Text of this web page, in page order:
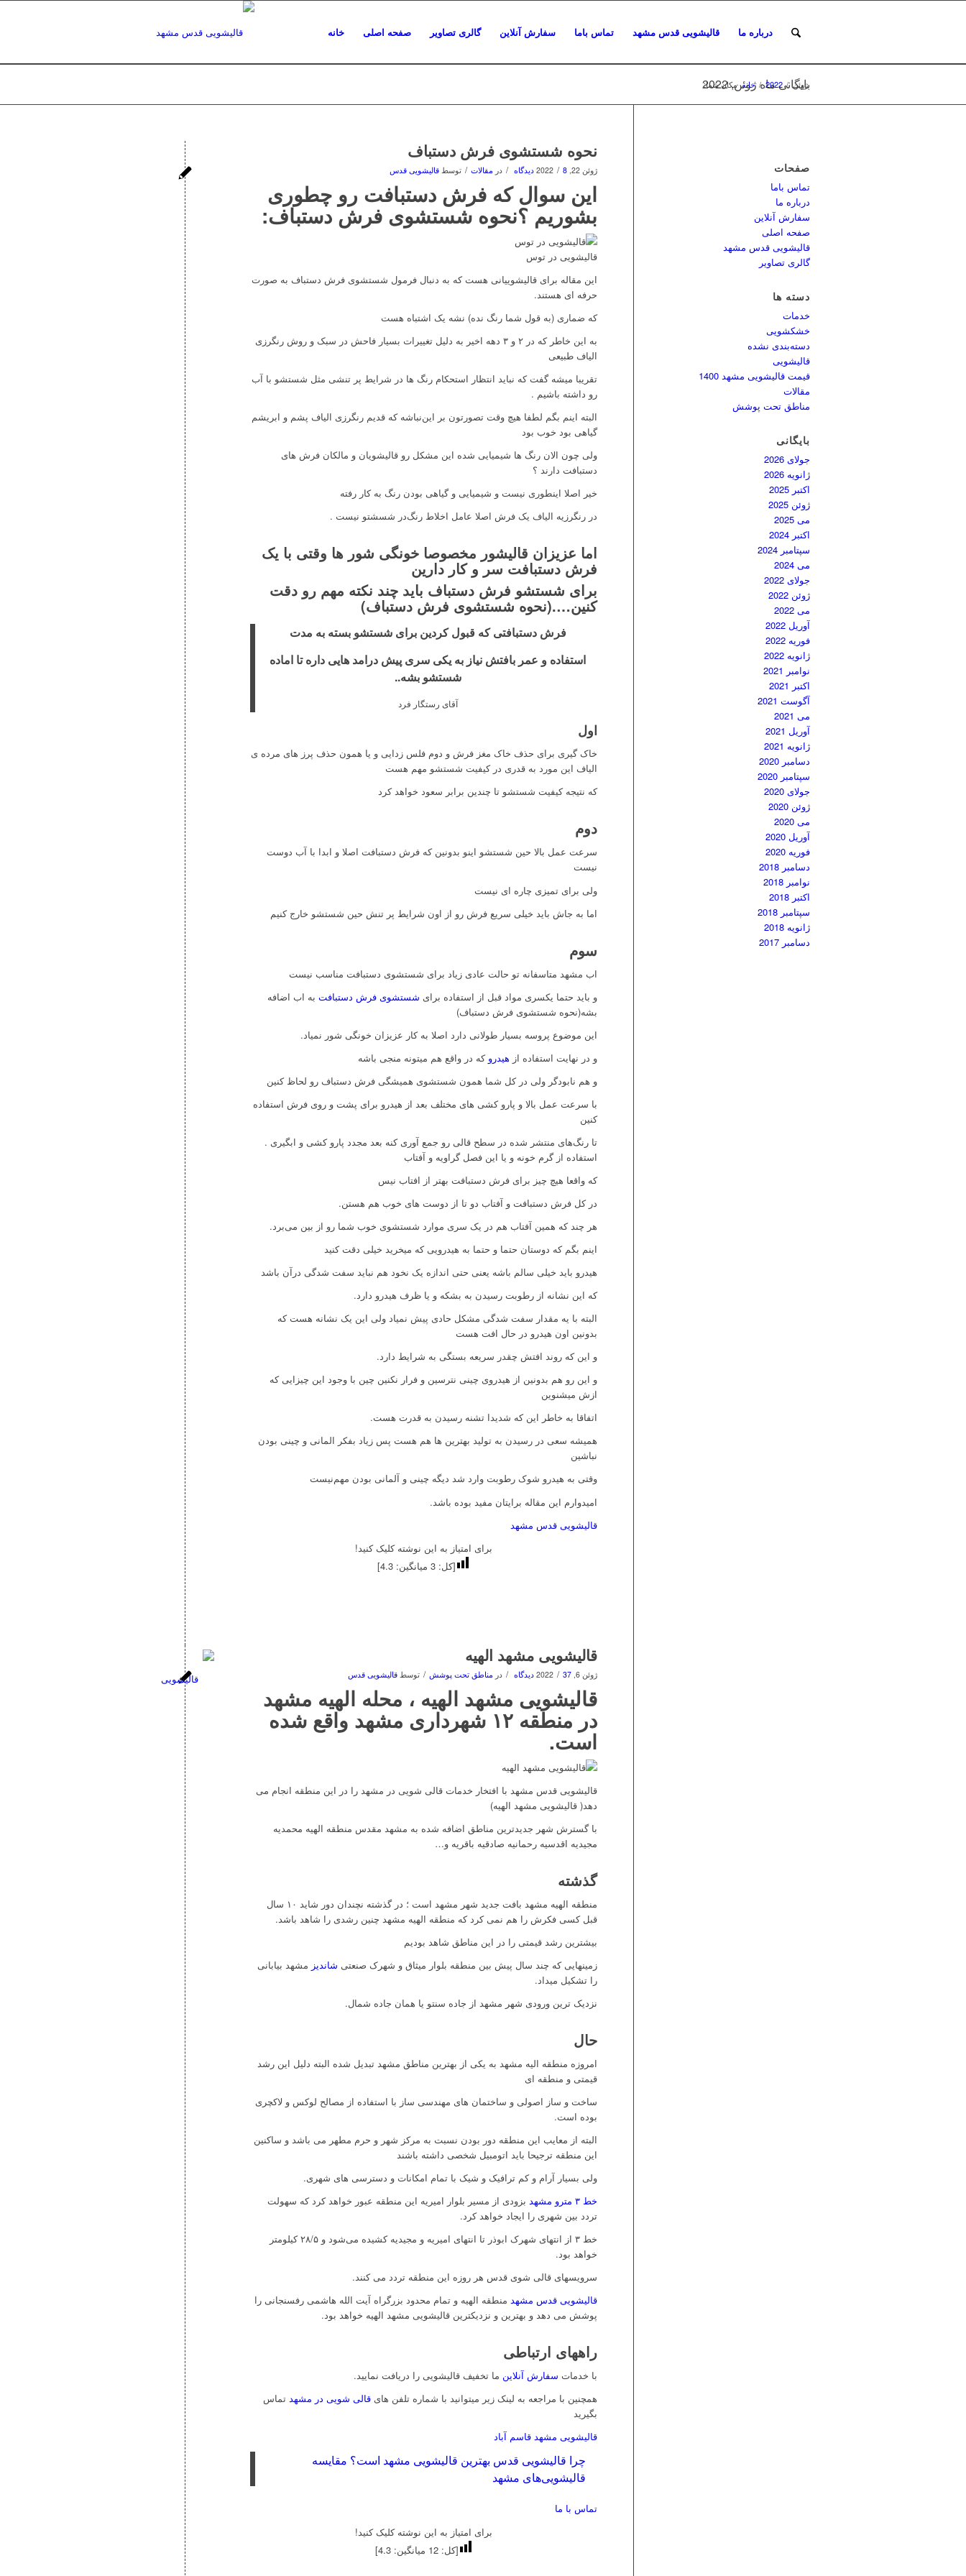
خانه صفحه اصلی گالری تصاویر سفارش آنلاین تماس باما قالیشویی قدس مشهد درباره ما
بایگانی ماه ژوئن, 2022مکان شما: خانه / 2022 / ژوئن
نحوه شستشوی فرش دستباف
ژوئن 22, 2022 / 8 دیدگاه / در مقالات / توسط قالیشویی قدس
این سوال که فرش دستبافت رو چطوری
بشوریم ؟نحوه شستشوی فرش دستباف:
قالیشویی در توس
این مقاله برای قالیشوییانی هست که به دنبال فرمول شستشوی فرش دستباف به صورت
حرفه ای هستند.
که ضماری (به قول شما رنگ نده) نشه یک اشتباه هست
به این خاطر که در ۲ و ۳ دهه اخیر به دلیل تغییرات بسیار فاحش در سبک و روش رنگرزی
الیاف طبیعی
تقریبا میشه گفت که نباید انتظار استحکام رنگ ها در شرایط پر تنشی مثل شستشو با آب
رو داشته باشیم .
البته اینم بگم لطفا هیچ وقت تصورتون بر این‌نباشه که قدیم رنگرزی الیاف پشم و ابریشم
گیاهی بود خوب بود
ولی چون الان رنگ ها شیمیایی شده این مشکل رو قالیشویان و مالکان فرش های
دستبافت دارند ؟
خیر اصلا اینطوری نیست و شیمیایی و گیاهی بودن رنگ به کار رفته
در رنگرزیه الیاف یک فرش اصلا عامل اخلاط رنگ‌در شسشتو نیست .
اما عزیزان قالیشور مخصوصا خونگی شور ها وقتی با یک
فرش دستبافت سر و کار دارین
برای شستشو فرش دستباف باید چند نکته مهم رو دقت
کنین….(نحوه شستشوی فرش دستباف)
فرش دستبافتی که قبول کردین برای شستشو بسته به مدت
استفاده و عمر بافتش نیاز به یکی سری پیش درامد هایی داره تا اماده
شستشو بشه..
آقای رستگار فرد
اول
خاک گیری برای حذف خاک مغز فرش و دوم فلس زدایی و یا همون حذف پرز های مرده ی
الیاف این مورد به قدری در کیفیت شستشو مهم هست
که نتیجه کیفیت شستشو تا چندین برابر سعود خواهد کرد
دوم
سرعت عمل بالا حین شستشو اینو بدونین که فرش دستبافت اصلا و ابدا با آب دوست
نیست
ولی برای تمیزی چاره ای نیست
اما به جاش باید خیلی سریع فرش رو از اون شرایط پر تنش حین شستشو خارج کنیم
سوم
اب مشهد متاسفانه تو حالت عادی زیاد برای شستشوی دستبافت مناسب نیست
و باید حتما یکسری مواد قبل از استفاده برای شستشوی فرش دستبافتبه اب اضافه
بشه(نحوه شستشوی فرش دستباف)
این موضوع پروسه بسیار طولانی دارد اصلا به کار عزیزان خونگی شور نمیاد.
و در نهایت استفاده از هیدرو که در واقع هم‌ میتونه منجی باشه
و هم نابودگر ولی در کل شما همون شستشوی همیشگی فرش دستباف رو لحاظ کنین
با سرعت عمل بالا و پارو کشی های مختلف بعد از هیدرو برای پشت و روی فرش استفاده
کنین
تا رنگ‌های منتشر شده در سطح قالی رو جمع آوری کنه بعد مجدد پارو کشی و ابگیری .
استفاده از گرم خونه و یا این فصل گراویه و آفتاب
که واقعا هیچ چیز برای فرش دستبافت بهتر از افتاب نیس
در کل فرش دستبافت و آفتاب دو تا از دوست های خوب هم هستن.
هر چند که همین آفتاب هم در یک سری موارد شستشوی خوب شما رو از بین می‌برد.
اینم بگم که دوستان حتما و حتما به هیدرویی که میخرید خیلی دقت کنید
هیدرو باید خیلی سالم باشه یعنی حتی اندازه یک نخود هم نباید سفت شدگی درآن باشد
که این نشانه از رطوبت رسیدن به بشکه و یا ظرف هیدرو دارد.
البته با یه مقدار سفت شدگی مشکل حادی پیش نمیاد ولی این یک نشانه هست که
بدونین اون هیدرو در حال افت هست
و این که روند افتش چقدر سریعه بستگی به شرایط دارد.
و این رو هم بدونین از هیدروی چینی نترسین و فرار نکنین چین با وجود این چیزایی که
ازش میشنوین
اتفاقا به خاطر این که شدیدا تشنه رسیدن به قدرت هست.
همیشه سعی در رسیدن به تولید بهترین ها هم هست پس زیاد بفکر المانی و چینی بودن
نباشین
وقتی به هیدرو شوک رطوبت وارد شد دیگه چینی و آلمانی بودن مهم‌نیست
امیدوارم این مقاله برایتان مفید بوده باشد.
قالیشویی قدس مشهد
برای امتیاز به این نوشته کلیک کنید!
[کل: 3میانگین: 4.3
]
قالیشویی مشهد الهیه
ژوئن 6, 2022 / 37 دیدگاه / در مناطق تحت پوشش / توسط قالیشویی قدس
قالیشویی مشهد الهیه ، محله الهیه مشهد
در منطقه ۱۲ شهرداری مشهد واقع شده
است.
قالیشویی قدس مشهد با افتخار خدمات قالی شویی در مشهد را در این منطقه انجام می
دهد( قالیشویی مشهد الهیه)
با گسترش شهر جدیدترین مناطق اضافه شده به مشهد مقدس منطقه الهیه محمدیه
مجیدیه اقدسیه رحمانیه صادقیه باقریه و…
گذشته
منطقه الهیه مشهد بافت جدید شهر مشهد است ؛ در گذشته نچندان دور شاید ۱۰ سال
قبل کسی فکرش را هم نمی کرد که منطقه الهیه مشهد چنین رشدی را شاهد باشد.
بیشترین رشد قیمتی را در این مناطق شاهد بودیم
زمینهایی که چند سال پیش بین منطقه بلوار میثاق و شهرک صنعتی شاندیز مشهد بیابانی
را تشکیل میداد.
نزدیک ترین ورودی شهر مشهد از جاده سنتو یا همان جاده شمال.
حال
امروزه منطقه الیه مشهد به یکی از بهترین مناطق مشهد تبدیل شده البته دلیل این رشد
قیمتی و منطقه ای
ساخت و ساز اصولی و ساختمان های مهندسی ساز با استفاده از مصالح لوکس و لاکچری
بوده است.
البته از معایب این منطقه دور بودن نسبت به مرکز شهر و حرم مطهر می باشد و ساکنین
این منطقه ترجیحا باید اتومبیل شخصی داشته باشند
ولی بسیار آرام و کم ترافیک و شیک با تمام امکانات و دسترسی های شهری.
خط ۳ مترو مشهد
بزودی از مسیر بلوار امیریه این منطقه عبور خواهد کرد که سهولت
تردد بین شهری را ایجاد خواهد کرد.
خط ۳ از انتهای شهرک ابوذر تا انتهای امیریه و مجیدیه کشیده می‌شود و ۲۸/۵ کیلومتر
خواهد بود.
سرویسهای قالی شوی قدس هر روزه این منطقه تردد می کنند.
قالیشویی قدس مشهدمنطقه الهیه و تمام محدود بزرگراه آیت الله هاشمی رفسنجانی را
پوشش می دهد و بهترین و نزدیکترین قالیشویی مشهد الهیه خواهد بود.
راههای ارتباطی
با خدمات سفارش آنلاین ما تخفیف قالیشویی را دریافت نمایید.
همچنین با مراجعه به لینک زیر میتوانید با شماره تلفن های قالی شویی در مشهدتماس
بگیرید
قالیشویی مشهد قاسم آباد
چرا قالیشویی قدس بهترین قالیشویی مشهد است؟ مقایسه
قالیشویی‌های مشهد
تماس با ما
برای امتیاز به این نوشته کلیک کنید!
[کل:12 میانگین:4.3
]
صفحات
تماس باما
درباره ما
سفارش آنلاین
صفحه اصلی
قالیشویی قدس مشهد
گالری تصاویر
دسته ها
خدمات
خشکشویی
دسته‌بندی نشده
قالیشویی
قیمت قالیشویی مشهد 1400
مقالات
مناطق تحت پوشش
بایگانی
جولای 2026
ژانویه 2026
اکتبر 2025
ژوئن 2025
می 2025
اکتبر 2024
سپتامبر 2024
می 2024
جولای 2022
ژوئن 2022
می 2022
آوریل 2022
فوریه 2022
ژانویه 2022
نوامبر 2021
اکتبر 2021
آگوست 2021
می 2021
آوریل 2021
ژانویه 2021
دسامبر 2020
سپتامبر 2020
جولای 2020
ژوئن 2020
می 2020
آوریل 2020
فوریه 2020
دسامبر 2018
نوامبر 2018
اکتبر 2018
سپتامبر 2018
ژانویه 2018
دسامبر 2017